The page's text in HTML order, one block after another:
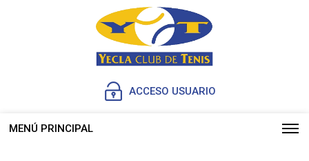
ACCESO USUARIO
MENÚ PRINCIPAL